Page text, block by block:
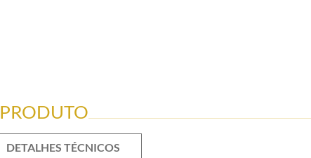
PRODUTO
DETALHES TÉCNICOS